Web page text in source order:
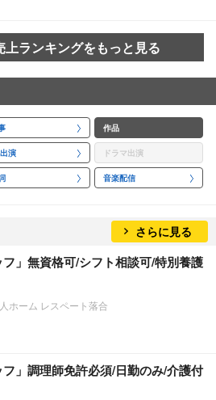
ランキングをもっと見る
作品
演 ドラマ出演
音楽配信
さらに見る
フ」無資格可/シフト相談可/特別養護
ホーム レスペート落合
フ」調理師免許必須/日勤のみ/介護付